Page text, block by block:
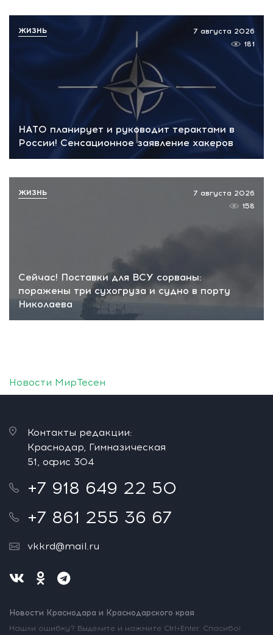
НАТО планирует и руководит терактами в
России! Сенсационное заявление хакеров
7 августа 2026
181
ЖИЗНЬ
Сейчас! Поставки для ВСУ сорваны:
поражены три сухогруза и судно в порту
Николаева
7 августа 2026
158
ЖИЗНЬ
Новости МирТесен
Контакты редакции:
Краснодар, Гимназическая
51, офис 304
+7 918 649 22 50
+7 861 255 36 67
vkkrd@mail.ru
Новости Краснодара и Краснодарского края
Нашли ошибку? Выделите и нажмите Ctrl+Enter. Спасибо!